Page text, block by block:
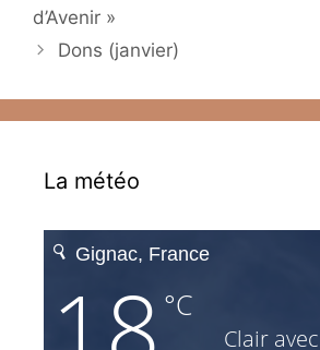
d’Avenir »
Dons (janvier)
La météo